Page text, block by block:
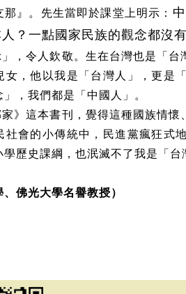
』。先生當即於課堂上明示：
？一點國家民族的觀念都沒
，令人欽敬。生在台灣也是「
女，他以我是「台灣人」，更是
」，我們都是「中國人」。
》這本書刊，覺得這種國族情
社會的小傳統中，民進黨瘋狂式
歷史課綱，也泯滅不了我是「台
、佛光大學名譽教授）